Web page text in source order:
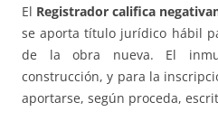
El Registrador califica
se aporta título jurídico hábil
de la obra nueva. El
construcción, y para la
aportarse, según proceda,